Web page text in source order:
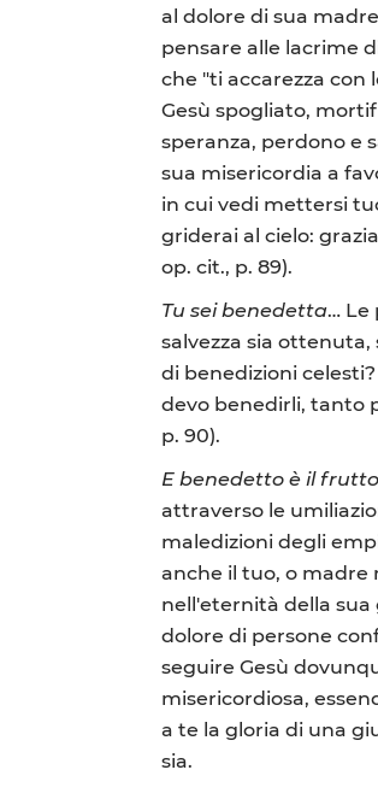
al dolore di sua
pensare alle lacrime
che "ti accarezza con
Gesù spogliato,
speranza, perdono e
sua misericordia a
in cui vedi mettersi
griderai al cielo:
op. cit., p. 89).
Tu sei benedetta… Le
salvezza sia
di benedizioni
devo benedirli, tanto
p. 90).
E benedetto è il
attraverso le
maledizioni degli
anche il tuo, o madre
nell'eternità della sua
dolore di persone
seguire Gesù
misericordiosa,
a te la gloria di una
sia.